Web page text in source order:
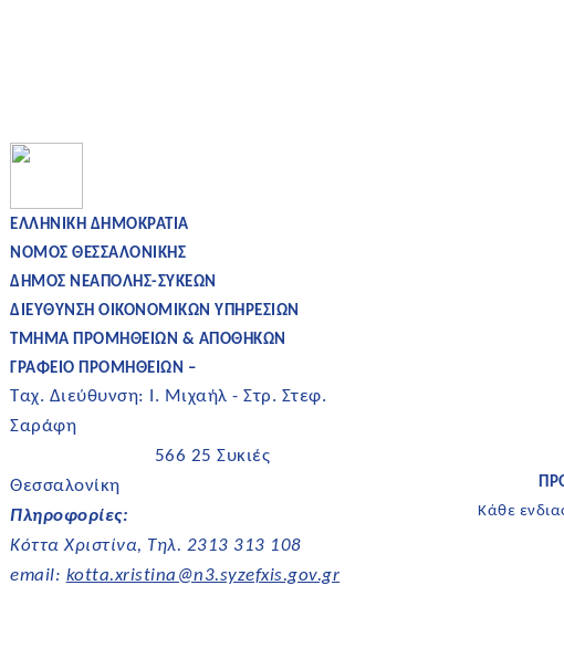
ΕΛΛΗΝΙΚΗ ΔΗΜΟΚΡΑΤΙΑ
ΝΟΜΟΣ ΘΕΣΣΑΛΟΝΙΚΗΣ
ΔΗΜΟΣ ΝΕΑΠΟΛΗΣ-ΣΥΚΕΩΝ
ΔΙΕΥΘΥΝΣΗ ΟΙΚΟΝΟΜΙΚΩΝ ΥΠΗΡΕΣΙΩΝ
ΤΜΗΜΑ ΠΡΟΜΗΘΕΙΩΝ & ΑΠΟΘΗΚΩΝ
ΓΡΑΦΕΙΟ ΠΡΟΜΗΘΕΙΩΝ –
Ταχ. Διεύθυνση: Ι. Μιχαήλ - Στρ. Στεφ.
Σαράφη
566 25 Συκιές
Θεσσαλονίκη
Πληροφορίες:
Kόττα Χριστίνα, Τηλ. 2313 313 108
email: kotta.xristina@n3.syzefxis.gov.gr
Κάθε